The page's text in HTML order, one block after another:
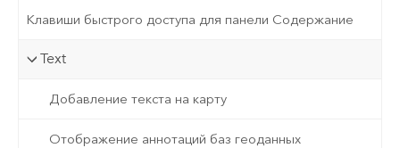
Клавиши быстрого доступа для панели Содержание
Text
Добавление текста на карту
Отображение аннотаций баз геоданных